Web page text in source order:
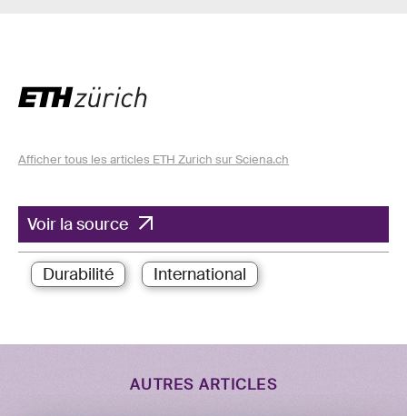
Afficher tous les articles ETH Zurich sur Sciena.ch
Voir la source
Durabilité International
AUTRES ARTICLES